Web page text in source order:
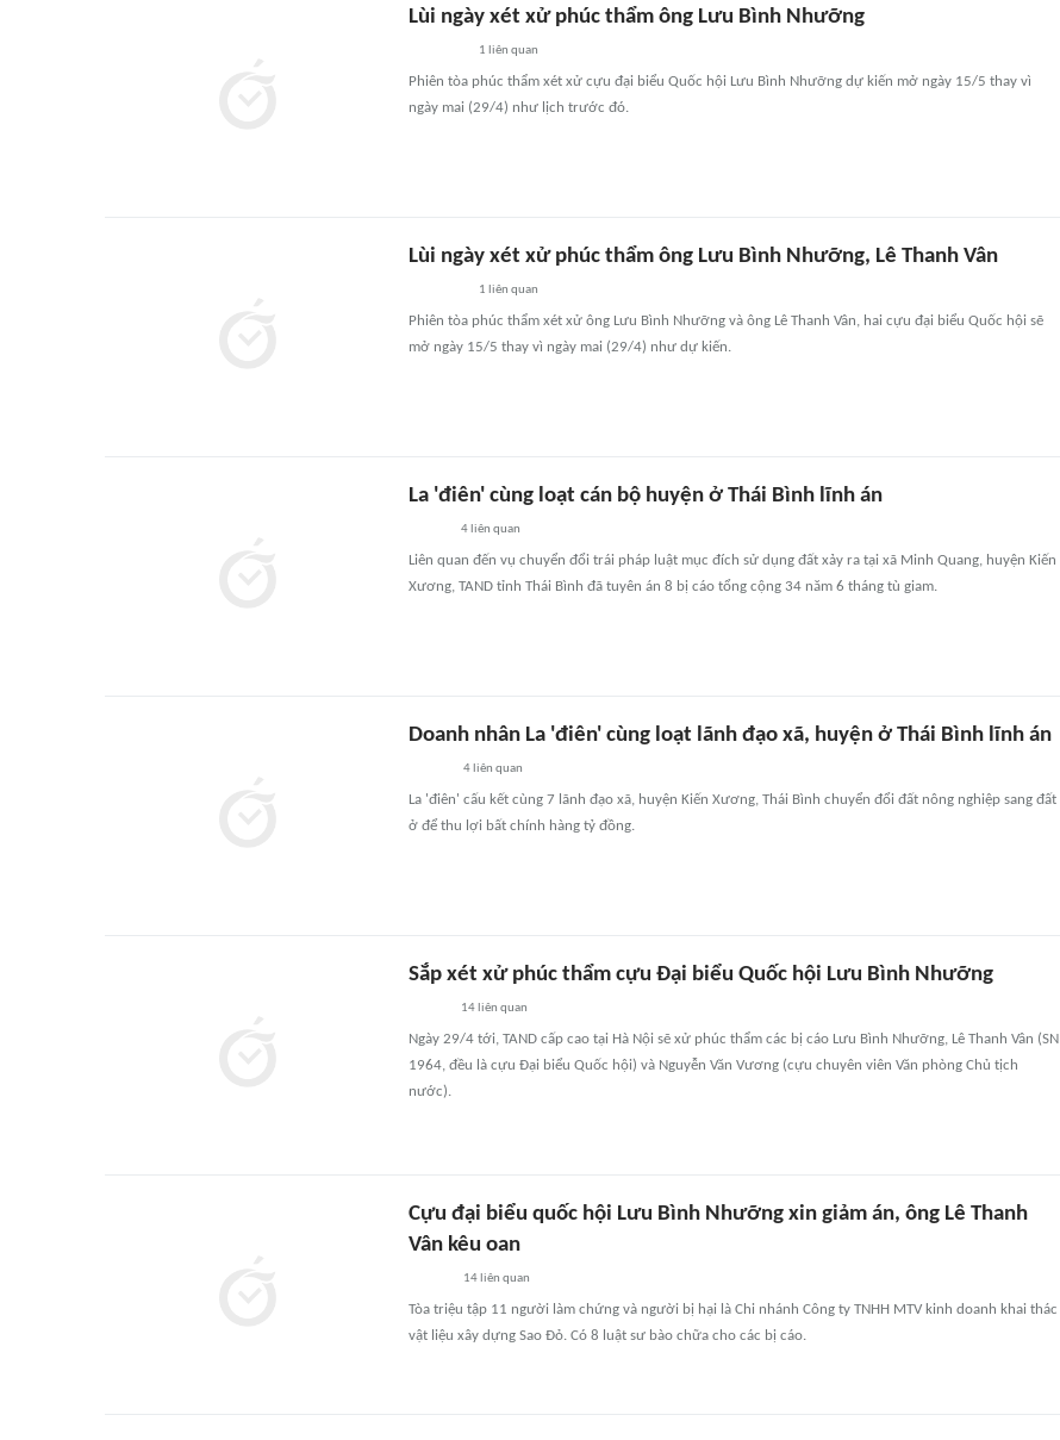
Lùi ngày xét xử phúc thẩm ông Lưu Bình Nhưỡng
1 liên quan
Phiên tòa phúc thẩm xét xử cựu đại biểu Quốc hội Lưu Bình Nhưỡng dự kiến mở ngày 15/5 thay vì
ngày mai (29/4) như lịch trước đó.
Lùi ngày xét xử phúc thẩm ông Lưu Bình Nhưỡng, Lê Thanh Vân
1 liên quan
Phiên tòa phúc thẩm xét xử ông Lưu Bình Nhưỡng và ông Lê Thanh Vân, hai cựu đại biểu Quốc hội sẽ
mở ngày 15/5 thay vì ngày mai (29/4) như dự kiến.
La 'điên' cùng loạt cán bộ huyện ở Thái Bình lĩnh án
4liên quan
Liên quan đến vụ chuyển đổi trái pháp luật mục đích sử dụng đất xảy ra tại xã Minh Quang, huyện Kiến
Xương, TAND tỉnh Thái Bình đã tuyên án 8 bị cáo tổng cộng 34 năm 6 tháng tù giam.
Doanh nhân La 'điên' cùng loạt lãnh đạo xã, huyện ở Thái Bình lĩnh án
4liên quan
La 'điên' cấu kết cùng 7 lãnh đạo xã, huyện Kiến Xương, Thái Bình chuyển đổi đất nông nghiệp sang đất
ở để thu lợi bất chính hàng tỷ đồng.
Sắp xét xử phúc thẩm cựu Đại biểu Quốc hội Lưu Bình Nhưỡng
14liên quan
Ngày 29/4 tới, TAND cấp cao tại Hà Nội sẽ xử phúc thẩm các bị cáo Lưu Bình Nhưỡng, Lê Thanh Vân (SN
1964, đều là cựu Đại biểu Quốc hội) và Nguyễn Văn Vương (cựu chuyên viên Văn phòng Chủ tịch
nước).
Cựu đại biểu quốc hội Lưu Bình Nhưỡng xin giảm án, ông Lê Thanh
Vân kêu oan
14liên quan
Tòa triệu tập 11 người làm chứng và người bị hại là Chi nhánh Công ty TNHH MTV kinh doanh khai thác
vật liệu xây dựng Sao Đỏ. Có 8 luật sư bào chữa cho các bị cáo.